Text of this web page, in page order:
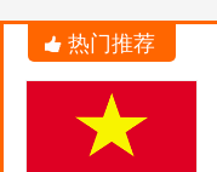
热门推荐